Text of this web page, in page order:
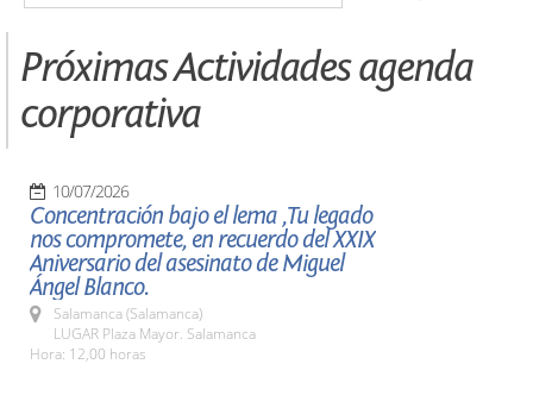
Próximas Actividades agenda
corporativa
10/07/2026
Concentración bajo el lema ,Tu legado
nos compromete, en recuerdo del XXIX
Aniversario del asesinato de Miguel
Ángel Blanco.
Salamanca (Salamanca)
LUGAR Plaza Mayor. Salamanca
Hora: 12,00 horas